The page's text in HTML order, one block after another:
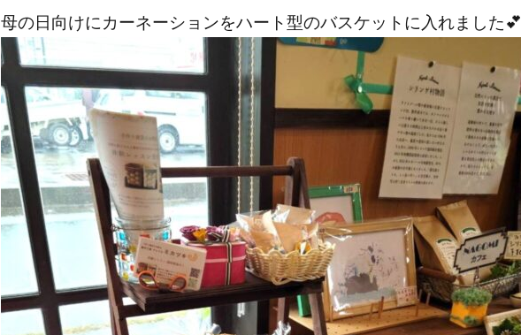
母の日向けにカーネーションをハート型のバスケットに入れました💕